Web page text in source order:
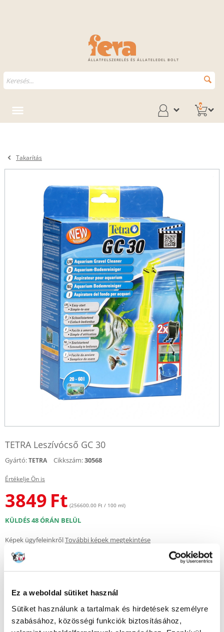
Ez a weboldal sütiket használ
Sütiket használunk a tartalmak és hirdetések személyre
szabásához, közösségi funkciók biztosításához,
ÁLLATFELSZERELÉS ÉS ÁLLATELEDEL BOLT
0
Takarítás
TETRA Leszívócső GC 30
Gyártó:TETRA Cikkszám:30568
Értékelje Ön is
3849 Ft (256600.00 Ft / 100 ml)
KÜLDÉS 48 ÓRÁN BELÜL
Képek ügyfeleinkrőlTovábbi képek megtekintése
Tetra GC iszapmentesítő:
- kényelmes és könnyen használható iszapmentesítő